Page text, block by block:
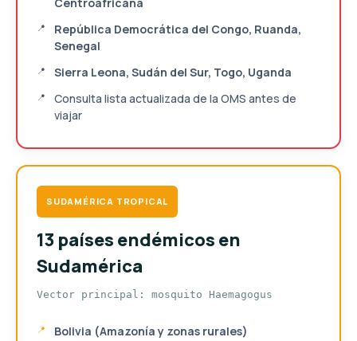
República Democrática del Congo, Ruanda,
Senegal
Sierra Leona, Sudán del Sur, Togo, Uganda
Consulta lista actualizada de la OMS antes de
viajar
SUDAMÉRICA TROPICAL
13 países endémicos en
Sudamérica
Vector principal: mosquito Haemagogus
Bolivia (Amazonía y zonas rurales)